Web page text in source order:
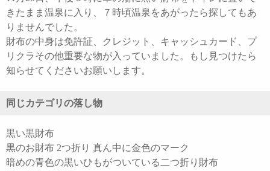
きたまま温泉に入り、７時頃温泉をあがったら探してもあ
りませんでした。
財布の中身は免許証、クレジット、キャッシュカード、プ
リクラその他重要な物が入っていました。もし見つけたら
知らせてくださいお願いします。
同じカテゴリの落し物
黒い黒財布
黒のお財布 2つ折り 真ん中に金色のマーク
暗めの青色の黒いひもがついている二つ折り財布